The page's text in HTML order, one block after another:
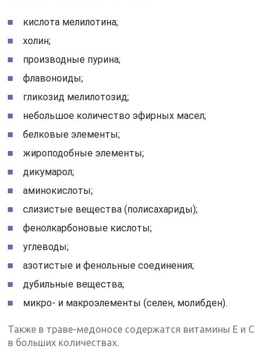
кислота мелилотина;
холин;
производные пурина;
флавоноиды;
гликозид мелилотозид;
небольшое количество эфирных масел;
белковые элементы;
жироподобные элементы;
дикумарол;
аминокислоты;
слизистые вещества (полисахариды);
фенолкарбоновые кислоты;
углеводы;
азотистые и фенольные соединения;
дубильные вещества;
микро- и макроэлементы (селен, молибден).
Также в траве-медоносе содержатся витамины Е и С
в больших количествах.